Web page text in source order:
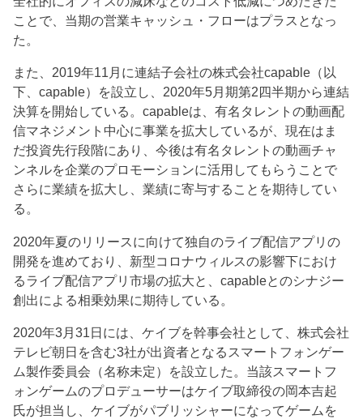
ことで、当期の営業キャッシュ・フローはプラスとなっ
た。
また、2019年11月に連結子会社の株式会社capable（以
下、capable）を設立し、2020年5月期第2四半期から連結
決算を開始している。capableは、有名タレントの動画配
信マネジメント中心に事業を拡大しているが、現在はま
だ投資先行段階にあり、今後は有名タレントの動画チャ
ンネルを企業のプロモーションに活用してもらうことで
さらに業績を拡大し、業績に寄与することを期待してい
る。
2020年夏のリリースに向けて独自のライブ配信アプリの
開発を進めており、新型コロナウィルスの影響下におけ
るライブ配信アプリ市場の拡大と、capableとのシナジー
創出による相乗効果に期待している。
2020年3月31日には、ケイブを幹事会社として、株式会社
テレビ朝日を含む3社が出資者となるスマートフォンゲー
ム製作委員会（名称未定）を設立した。当該スマートフ
ォンゲームのプロデューサーはケイブ取締役の岡本吉起
氏が担当し、ケイブがパブリッシャーになってゲームを